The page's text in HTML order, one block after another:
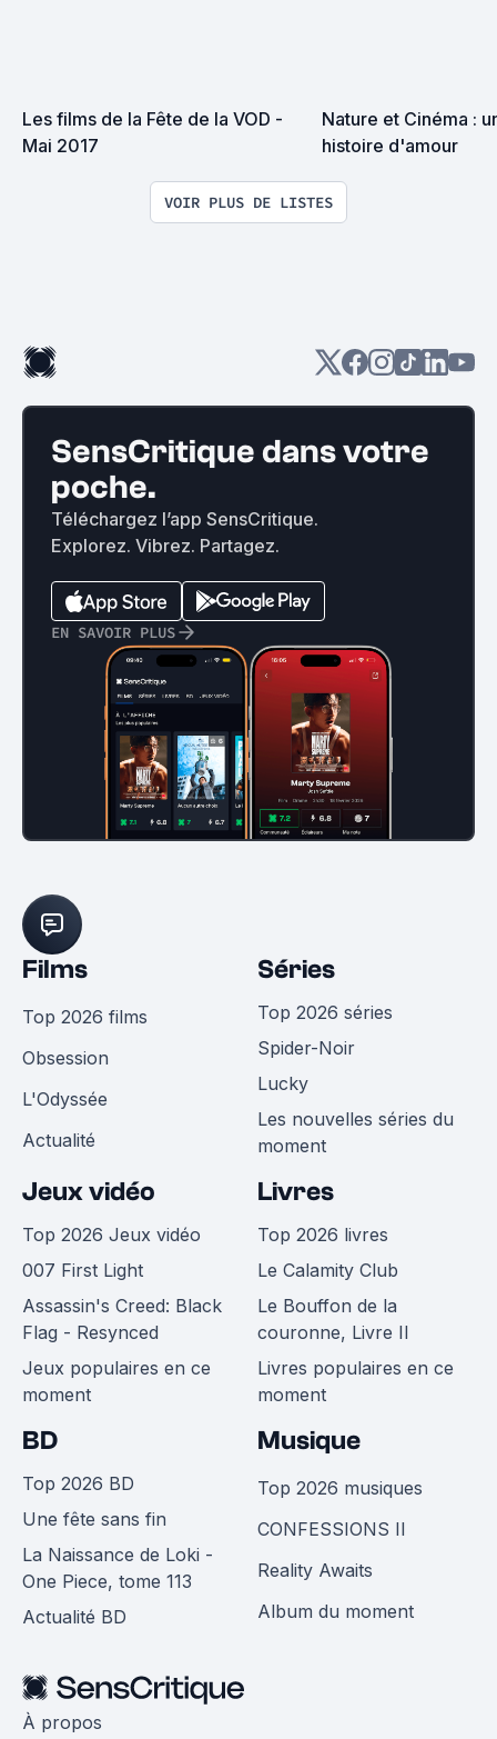
Les films de la Fête de la VOD -
Mai 2017
Nature et Cinéma :
histoire d'amour
VOIR PLUS DE LISTES
SensCritique dans votre
poche.
Téléchargez l’app SensCritique.
Explorez. Vibrez. Partagez.
EN SAVOIR PLUS
Films
Top 2026 films
Obsession
L'Odyssée
Actualité
Séries
Top 2026 séries
Spider-Noir
Lucky
Les nouvelles séries du
moment
Jeux vidéo
Top 2026 Jeux vidéo
007 First Light
Assassin's Creed: Black
Flag - Resynced
Jeux populaires en ce
moment
Livres
Top 2026 livres
Le Calamity Club
Le Bouffon de la
couronne, Livre II
Livres populaires en ce
moment
BD
Top 2026 BD
Une fête sans fin
La Naissance de Loki -
One Piece, tome 113
Actualité BD
Musique
Top 2026 musiques
CONFESSIONS II
Reality Awaits
Album du moment
À propos